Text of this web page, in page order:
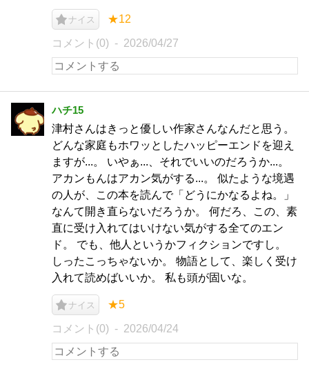
ナイス ★12
コメント(0) 2026/04/27
ハチ15
津村さんはきっと優しい作家さんなんだと思う。
どんな家庭もホワッとしたハッピーエンドを迎え
ますが...。 いやぁ...、それでいいのだろうか...。
アカンもんはアカン気がする...。 似たような境遇
の人が、この本を読んで「どうにかなるよね。」
なんて開き直らないだろうか。 何だろ、この、素
直に受け入れてはいけない気がする全てのエン
ド。 でも、他人というかフィクションですし。
しったこっちゃないか。 物語として、楽しく受け
入れて読めばいいか。 私も頭が固いな。
ナイス ★5
コメント(0) 2026/04/24